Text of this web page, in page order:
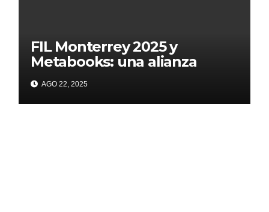
FIL Monterrey 2025 y
Metabooks: una alianza
estratégica por el futuro del
libro: Innovación, tecnología
y mayor visibilidad para el
AGO 22, 2025